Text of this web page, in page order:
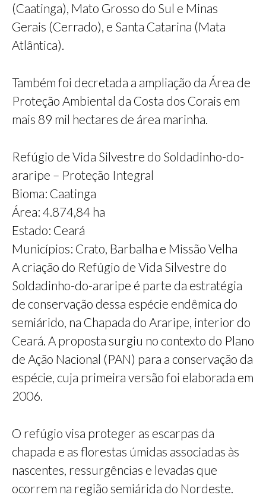
(Caatinga), Mato Grosso do Sul e Minas
Gerais (Cerrado), e Santa Catarina (Mata
Atlântica).
Também foi decretada a ampliação da Área de
Proteção Ambiental da Costa dos Corais em
mais 89 mil hectares de área marinha.
Refúgio de Vida Silvestre do Soldadinho-do-
araripe – Proteção Integral
Bioma: Caatinga
Área: 4.874,84 ha
Estado: Ceará
Municípios: Crato, Barbalha e Missão Velha
A criação do Refúgio de Vida Silvestre do
Soldadinho-do-araripe é parte da estratégia
de conservação dessa espécie endêmica do
semiárido, na Chapada do Araripe, interior do
Ceará. A proposta surgiu no contexto do Plano
de Ação Nacional (PAN) para a conservação da
espécie, cuja primeira versão foi elaborada em
2006.
O refúgio visa proteger as escarpas da
chapada e as florestas úmidas associadas às
nascentes, ressurgências e levadas que
ocorrem na região semiárida do Nordeste.